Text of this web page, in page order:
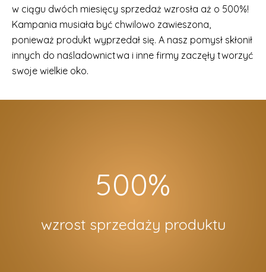
w ciągu dwóch miesięcy sprzedaż wzrosła aż o 500%!
Kampania musiała być chwilowo zawieszona,
ponieważ produkt wyprzedał się. A nasz pomysł skłonił
innych do naśladownictwa i inne firmy zaczęły tworzyć
swoje wielkie oko.
500%
wzrost sprzedaży produktu